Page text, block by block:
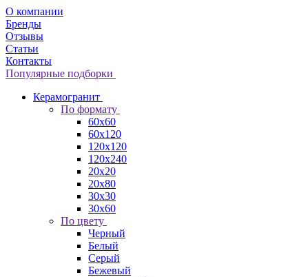
О компании
Бренды
Отзывы
Статьи
Контакты
Популярные подборки
Керамогранит
По формату
60x60
60x120
120x120
120x240
20x20
20x80
30x30
30x60
По цвету
Черный
Белый
Серый
Бежевый